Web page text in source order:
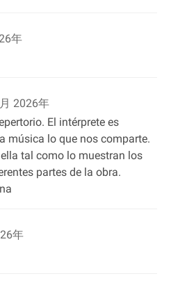
年
2026年
El intérprete es
música lo que nos comparte.
tal como lo muestran los
partes de la obra.
年